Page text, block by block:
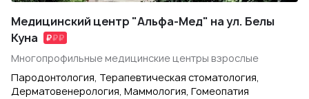
Медицинский центр "Альфа-Мед" на ул. Белы
Куна
Многопрофильные медицинские центры взрослые
Пародонтология, Терапевтическая стоматология,
Дерматовенерология, Маммология, Гомеопатия